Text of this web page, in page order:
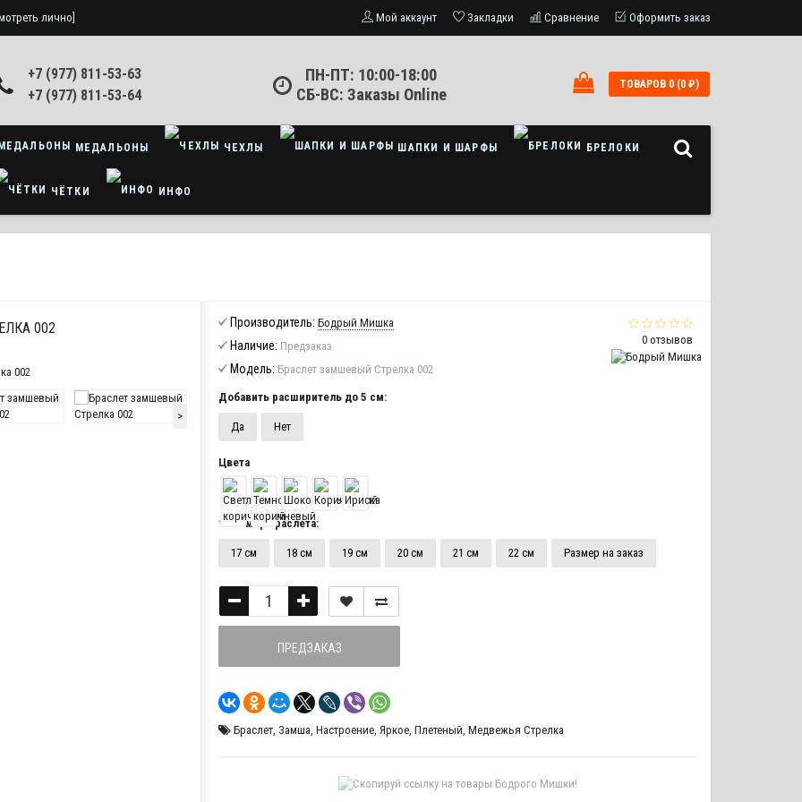
лично] Мой аккаунт Закладки Сравнение Оформить заказ
+7 (977) 811-53-63
+7 (977) 811-53-64
ПН-ПТ: 10:00-18:00
СБ-ВС: Заказы Online
ТОВАРОВ 0 (0 ₽)
МЕДАЛЬОНЫ ЧЕХЛЫ ШАПКИ И ШАРФЫ БРЕЛОКИ
ЧЁТКИ ИНФО
002
>
0 отзывов
Производитель: Бодрый Мишка
Наличие: Предзаказ
Модель: Браслет замшевый Стрелка 002
Добавить расширитель до 5 см:
Да Нет
Цвета
Размер браслета:
17 см 18 см 19 см 20 см 21 см 22 см Размер на заказ
ПРЕДЗАКАЗ
Браслет, Замша, Настроение, Яркое, Плетеный, Медвежья Стрелка